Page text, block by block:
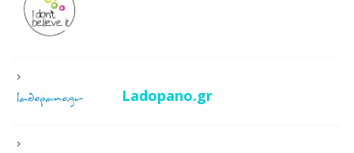
Ladopano.gr